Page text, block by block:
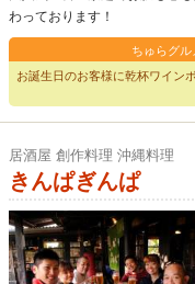
わっております！
ちゅらグル
お誕生日のお客様に乾杯ワイン
居酒屋 創作料理 沖縄料理
きんぱぎんぱ